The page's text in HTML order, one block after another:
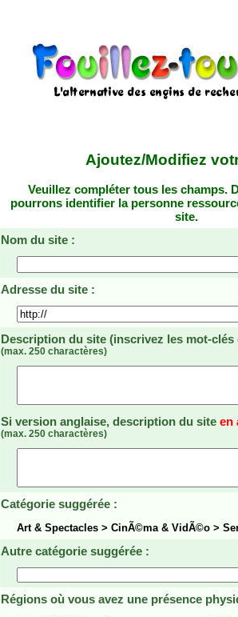
Ajoutez/Modifiez
Veuillez compléter tous les champs.
pourrons identifier la personne
site.
Nom du site :
Adresse du site :
Description du site (inscrivez les mot-
(max. 250 charactères)
Si version anglaise, description du site en
(max. 250 charactères)
Catégorie suggérée :
Art & Spectacles > CinÃ©ma & VidÃ©o >
Autre catégorie suggérée :
Régions où vous avez une présence